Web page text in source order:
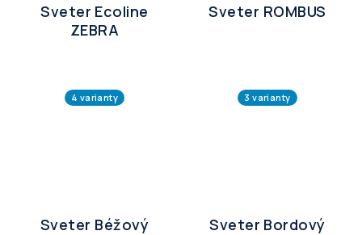
Sveter Ecoline
ZEBRA
4 varianty
Sveter ROMBUS
3 varianty
Sveter Béžový Sveter Bordový